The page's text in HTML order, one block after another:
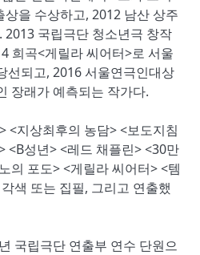
을 수상하고, 2012 남산 상주
국립극단 청소년극 창작
희곡<게릴라 씨어터>로 서울
선되고, 2016 서울연극인대상
장래가 예측되는 작가다.
<지상최후의 농담> <보도지침
<B성년> <레드 채플린> <30만
의 포도> <게릴라 씨어터> <템
색 또는 집필, 그리고 연출했
국립극단 연출부 연수 단원으